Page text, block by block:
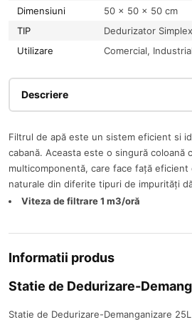
Dimensiuni
50 × 50 × 50 cm
TIP
Dedurizator Simplex
Utilizare
Comercial,
Descriere
Filtrul de apă este un sistem eficient si
cabană. Aceasta este o singură coloană
multicomponentă, care face față eficient
naturale din diferite tipuri de impurități
Viteza de filtrare 1 m3/oră
Informatii produs
Statie de Dedurizare-
Statie de Dedurizare-Demanganizare 25L